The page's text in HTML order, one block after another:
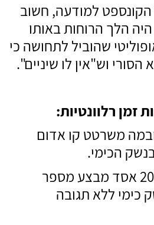
הקונספט למודעה, חשוב
הלך הרוחות באותו
שהוביל לתחושה כי
וש"אין לו שיניים".
2012 אובמה משרטט קו אדום
הכימי.
במהלך 2012-2013 אסד מבצע מספר
כימי ללא תגובה